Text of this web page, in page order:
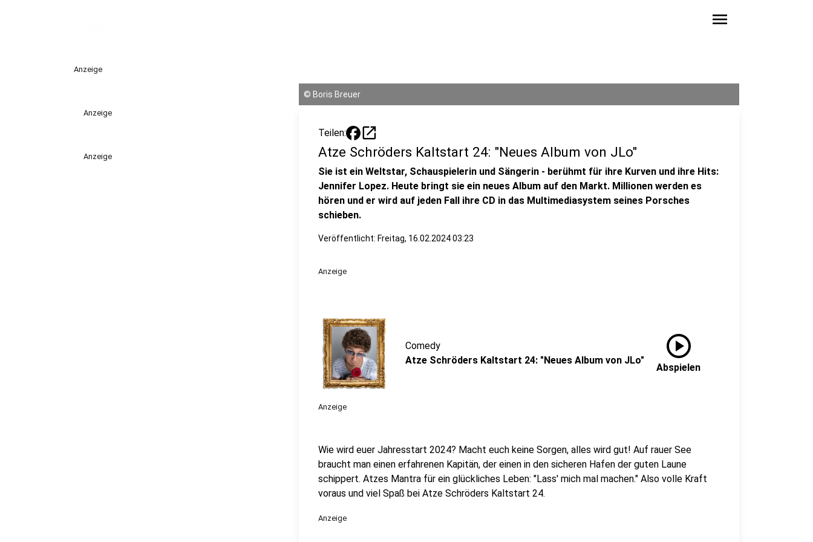
menu
Anzeige
Anzeige
Anzeige
© Boris Breuer
Teilen: open_in_new
Atze Schröders Kaltstart 24: "Neues Album von JLo"
Sie ist ein Weltstar, Schauspielerin und Sängerin - berühmt für ihre Kurven und ihre Hits:
Jennifer Lopez. Heute bringt sie ein neues Album auf den Markt. Millionen werden es
hören und er wird auf jeden Fall ihre CD in das Multimediasystem seines Porsches
schieben.
Veröffentlicht: Freitag, 16.02.2024 03:23
Anzeige
Comedy
Atze Schröders Kaltstart 24: "Neues Album von JLo"
play_circle
Abspielen
Anzeige
Wie wird euer Jahresstart 2024? Macht euch keine Sorgen, alles wird gut! Auf rauer See
braucht man einen erfahrenen Kapitän, der einen in den sicheren Hafen der guten Laune
schippert. Atzes Mantra für ein glückliches Leben: "Lass' mich mal machen." Also volle Kraft
voraus und viel Spaß bei Atze Schröders Kaltstart 24.
Anzeige